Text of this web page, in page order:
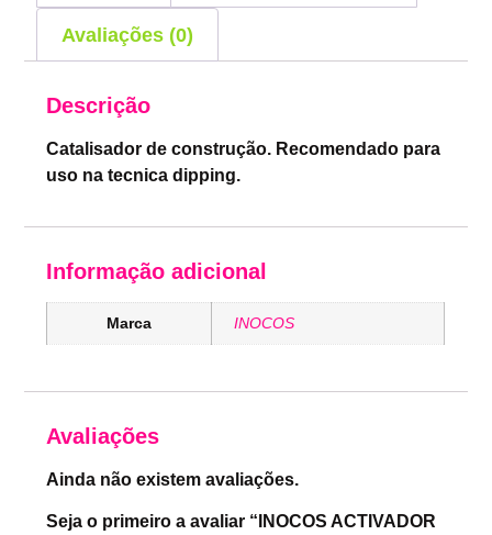
Avaliações (0)
Descrição
Catalisador de construção. Recomendado para
uso na tecnica dipping.
Informação adicional
Marca INOCOS
Avaliações
Ainda não existem avaliações.
Seja o primeiro a avaliar “INOCOS ACTIVADOR